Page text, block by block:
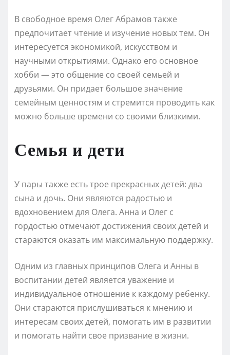
В свободное время Олег Абрамов также
предпочитает чтение и изучение новых тем. Он
интересуется экономикой, искусством и
научными открытиями. Однако его основное
хобби — это общение со своей семьей и
друзьями. Он придает большое значение
семейным ценностям и стремится проводить как
можно больше времени со своими близкими.
Семья и дети
У пары также есть трое прекрасных детей: два
сына и дочь. Они являются радостью и
вдохновением для Олега. Анна и Олег с
гордостью отмечают достижения своих детей и
стараются оказать им максимальную поддержку.
Одним из главных принципов Олега и Анны в
воспитании детей является уважение и
индивидуальное отношение к каждому ребенку.
Они стараются прислушиваться к мнению и
интересам своих детей, помогать им в развитии
и помогать найти свое призвание в жизни.